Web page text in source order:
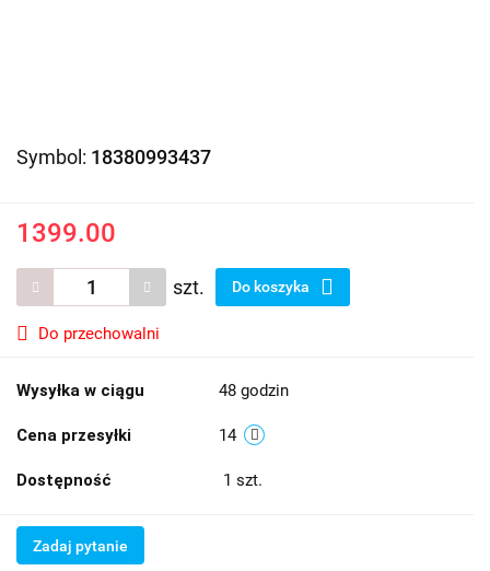
Symbol: 18380993437
1399.00
szt. Do koszyka
Do przechowalni
Wysyłka w ciągu 48 godzin
Cena przesyłki 14
Dostępność 1 szt.
Zadaj pytanie